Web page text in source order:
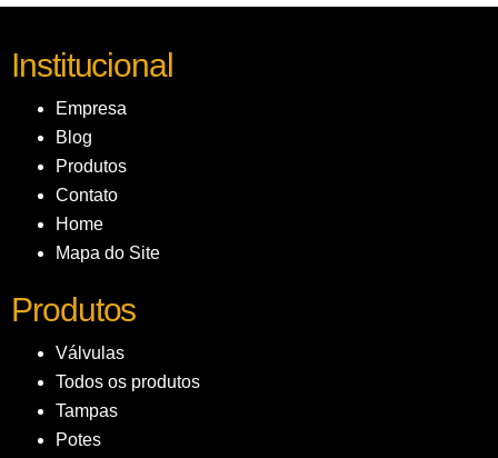
Institucional
Empresa
Blog
Produtos
Contato
Home
Mapa do Site
Produtos
Válvulas
Todos os produtos
Tampas
Potes